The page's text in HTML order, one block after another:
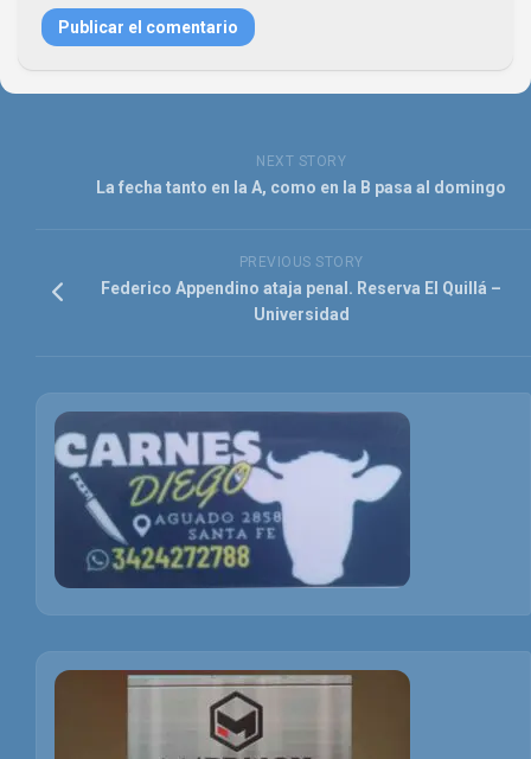
NEXT STORY
La fecha tanto en la A, como en la B pasa al domingo
PREVIOUS STORY
Federico Appendino ataja penal. Reserva El Quillá –
Universidad